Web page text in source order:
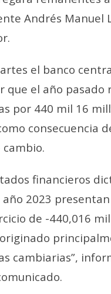
Andrés Manuel
el banco
que el año pasado
por 440 mil 16
consecuencia
financieros
año 2023
de -440,016
cambiarias”,